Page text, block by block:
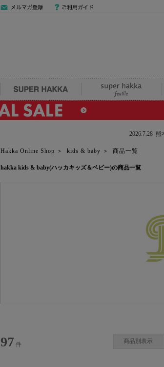
SUPER HAKKA
2026.7.28
Hakka Online Shop ＞ kids & baby ＞ 商品一覧
hakka kids & baby(ハッカキッズ＆ベビー)の商品一覧
97 件 商品別表示